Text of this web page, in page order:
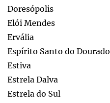
Doresópolis
Elói Mendes
Ervália
Espírito Santo do Dourado
Estiva
Estrela Dalva
Estrela do Sul